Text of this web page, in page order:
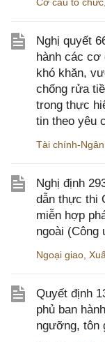
Nghị quyết
hành các cơ
khó khăn,
chống rửa
trong thực
tin theo yêu
Tài chính-
Nghị định
dẫn thực thi
miễn hợp
ngoài (Công
Ngoại giao
Quyết định
phủ ban
ngưỡng, tôn